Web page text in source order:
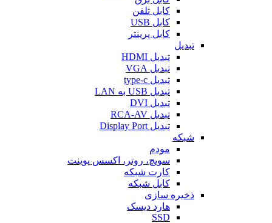
کابل تلفن
کابل USB
کابل پرینتر
تبدیل
تبدیل HDMI
تبدیل VGA
تبدیل type-c
تبدیل USB به LAN
تبدیل DVI
تبدیل RCA-AV
تبدیل Display Port
شبکه
مودم
سویچ، روتر، اکسس پوینت
کارت شبکه
کابل شبکه
ذخیره سازی
هارد دیسک
SSD